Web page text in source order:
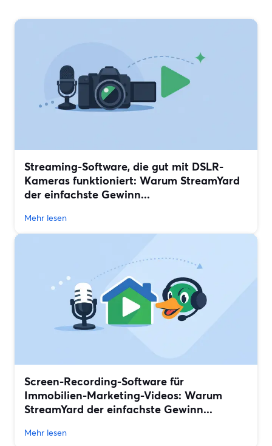
Streaming-Software, die gut mit DSLR-
Kameras funktioniert: Warum StreamYard
der einfachste Gewinn...
Mehr lesen
Screen-Recording-Software für
Immobilien-Marketing-Videos: Warum
StreamYard der einfachste Gewinn...
Mehr lesen